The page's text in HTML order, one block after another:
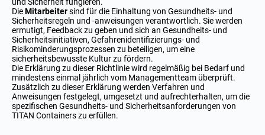
und Sicherheit fungieren.
DieMitarbeitersind für die Einhaltung von Gesundheits- und
Sicherheitsregeln und -anweisungen verantwortlich. Sie werden
ermutigt, Feedback zu geben und sich an Gesundheits- und
Sicherheitsinitiativen, Gefahrenidentifizierungs- und
Risikominderungsprozessen zu beteiligen, um eine
sicherheitsbewusste Kultur zu fördern.
Die Erklärung zu dieser Richtlinie wird regelmäßig bei Bedarf und
mindestens einmal jährlich vom Managementteam überprüft.
Zusätzlich zu dieser Erklärung werden Verfahren und
Anweisungen festgelegt, umgesetzt und aufrechterhalten, um die
spezifischen Gesundheits- und Sicherheitsanforderungen von
TITAN Containers zu erfüllen.